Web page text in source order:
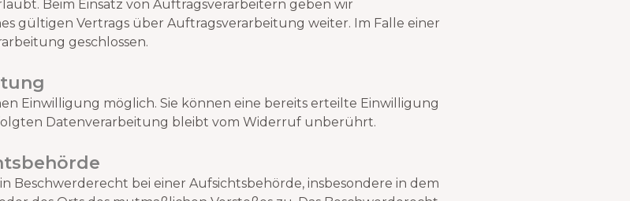
Beim Einsatz von Auftragsverarbeitern geben wir
gültigen Vertrags über Auftragsverarbeitung weiter. Im Falle einer
geschlossen.
Einwilligung möglich. Sie können eine bereits erteilte Einwilligung
Datenverarbeitung bleibt vom Widerruf unberührt.
Beschwerderecht bei einer Aufsichtsbehörde, insbesondere in dem